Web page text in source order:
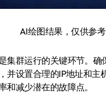
AI绘图结果，仅供参考
集群运行的关键环节。确
并设置合理的IP地址和主
和减少潜在的故障点。